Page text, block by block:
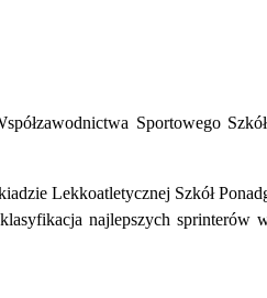
Sportowego
Lekkoatletycznej Szkół
najlepszych sprinterów